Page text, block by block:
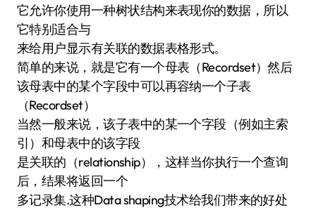
它允许你使用一种树状结构来表现你的数据，所以
它特别适合与
来给用户显示有关联的数据表格形式。
简单的来说，就是它有一个母表（Recordset）然后
该母表中的某个字段中可以再容纳一个子表
（Recordset）
当然一般来说，该子表中的某一个字段（例如主索
引）和母表中的该字段
是关联的（relationship），这样当你执行一个查询
后，结果将返回一个
多记录集.这种Data shaping技术给我们带来的好处